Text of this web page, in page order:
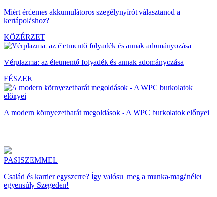
Miért érdemes akkumulátoros szegélynyírót választanod a
kertápoláshoz?
KÖZÉRZET
Vérplazma: az életmentő folyadék és annak adományozása
FÉSZEK
A modern környezetbarát megoldások - A WPC burkolatok előnyei
PASISZEMMEL
Család és karrier egyszerre? Így valósul meg a munka-magánélet
egyensúly Szegeden!